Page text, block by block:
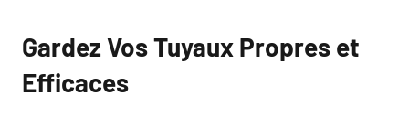
Gardez Vos Tuyaux Propres et
Efficaces